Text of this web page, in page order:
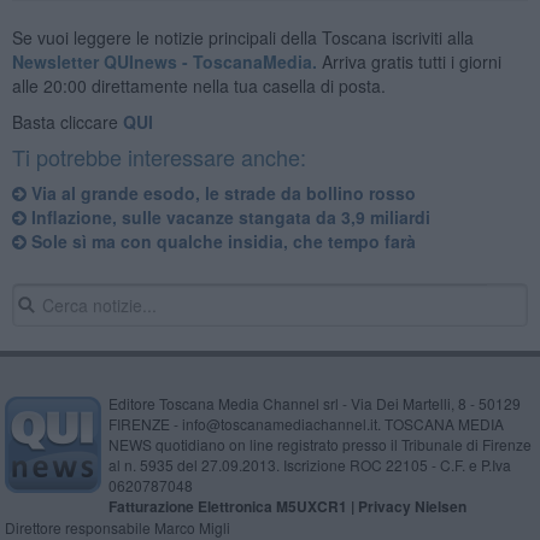
Se vuoi leggere le notizie principali della Toscana iscriviti alla
Newsletter QUInews - ToscanaMedia. Arriva gratis tutti i giorni
alle 20:00 direttamente nella tua casella di posta.
Basta cliccare QUI
Ti potrebbe interessare anche:
Via al grande esodo, le strade da bollino rosso
Inflazione, sulle vacanze stangata da 3,9 miliardi
Sole sì ma con qualche insidia, che tempo farà
Editore Toscana Media Channel srl - Via Dei Martelli, 8 - 50129
FIRENZE - info@toscanamediachannel.it. TOSCANA MEDIA
NEWS quotidiano on line registrato presso il Tribunale di Firenze
al n. 5935 del 27.09.2013. Iscrizione ROC 22105 - C.F. e P.Iva
0620787048
Fatturazione Elettronica M5UXCR1 | Privacy Nielsen
Direttore responsabile Marco Migli